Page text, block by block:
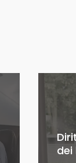
dei